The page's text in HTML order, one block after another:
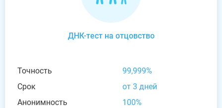
ДНК-тест на отцовство
Точность
99,999%
Срок
от 3 дней
Анонимность
100%